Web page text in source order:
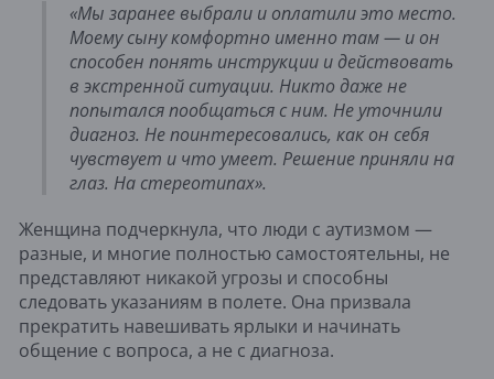
«Мы заранее выбрали и оплатили это место.
Моему сыну комфортно именно там — и он
способен понять инструкции и действовать
в экстренной ситуации. Никто даже не
попытался пообщаться с ним. Не уточнили
диагноз. Не поинтересовались, как он себя
чувствует и что умеет. Решение приняли на
глаз. На стереотипах».
Женщина подчеркнула, что люди с аутизмом —
разные, и многие полностью самостоятельны, не
представляют никакой угрозы и способны
следовать указаниям в полете. Она призвала
прекратить навешивать ярлыки и начинать
общение с вопроса, а не с диагноза.